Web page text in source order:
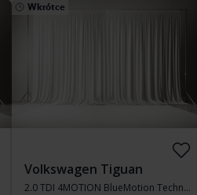
Wkrótce
Volkswagen Tiguan
2.0 TDI 4MOTION BlueMotion Technology